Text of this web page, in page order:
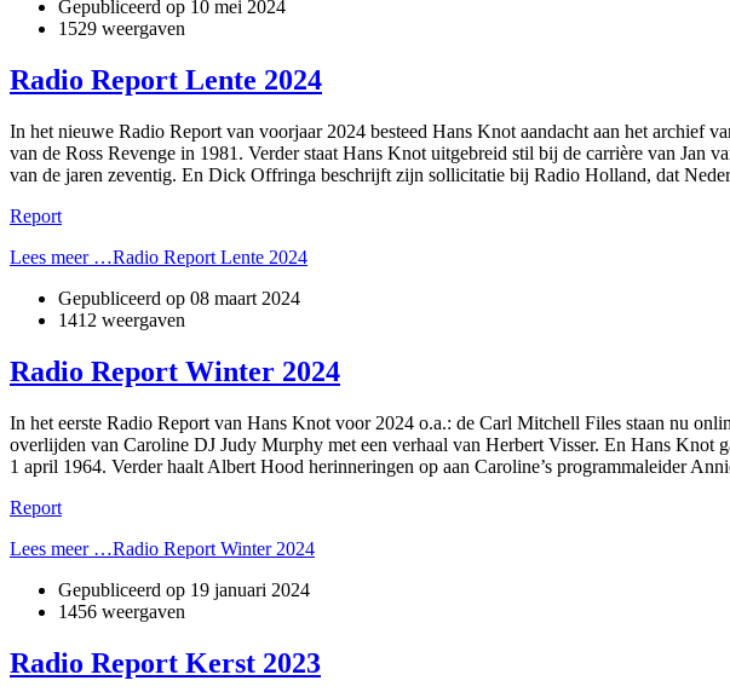
Gepubliceerd op 10 mei 2024
1529 weergaven
Radio Report Lente 2024
In het nieuwe Radio Report van voorjaar 2024 besteed Hans Knot aandacht aan het archief
van de Ross Revenge in 1981. Verder staat Hans Knot uitgebreid stil bij de carrière van Jan
van de jaren zeventig. En Dick Offringa beschrijft zijn sollicitatie bij Radio Holland, dat
Report
Lees meer …Radio Report Lente 2024
Gepubliceerd op 08 maart 2024
1412 weergaven
Radio Report Winter 2024
In het eerste Radio Report van Hans Knot voor 2024 o.a.: de Carl Mitchell Files staan nu
overlijden van Caroline DJ Judy Murphy met een verhaal van Herbert Visser. En Hans Knot
1 april 1964. Verder haalt Albert Hood herinneringen op aan Caroline’s programmaleider
Report
Lees meer …Radio Report Winter 2024
Gepubliceerd op 19 januari 2024
1456 weergaven
Radio Report Kerst 2023